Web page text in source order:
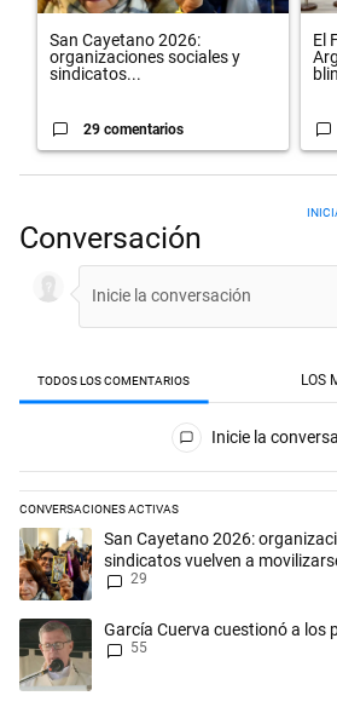
San Cayetano 2026:
organizaciones sociales y
sindicatos...
29 comentarios
El
Conversación
TODOS LOS COMENTARIOS LOS
Inicie la
CONVERSACIONES ACTIVAS
Este listado muestra los artículos con
Un artículo de tendencia con el título
San Cayetano 2026:
sindicatos vuelven a
Gobierno
29
Un artículo de tendencia con el título
García Cuerva cuestionó a los
55